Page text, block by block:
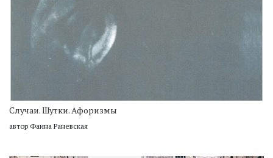
Случаи. Шутки. Афоризмы
автор Фаина Раневская